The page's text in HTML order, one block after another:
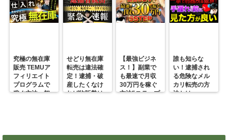
究極の無在庫
販売 TEMUア
フィリエイト
プログラムで
稼ぐ方法 初
せどり無在庫
転売は違法確
定！逮捕・破
産したくなけ
れば物販勢は
【最強ビジネ
ス！】副業で
も最速で月収
30万円を稼ぐ
方法5ステップ
誰も知らな
い！逮捕され
る危険なメル
カリ転売の方
法とは